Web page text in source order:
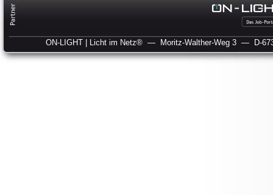
ON-LIGHT | Licht im Netz® — Moritz-Walther-Weg 3 — D-